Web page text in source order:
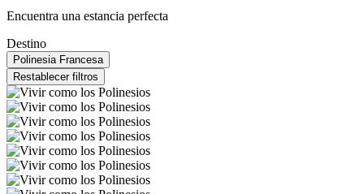
Encuentra una estancia perfecta
Destino
Polinesia Francesa
Restablecer filtros